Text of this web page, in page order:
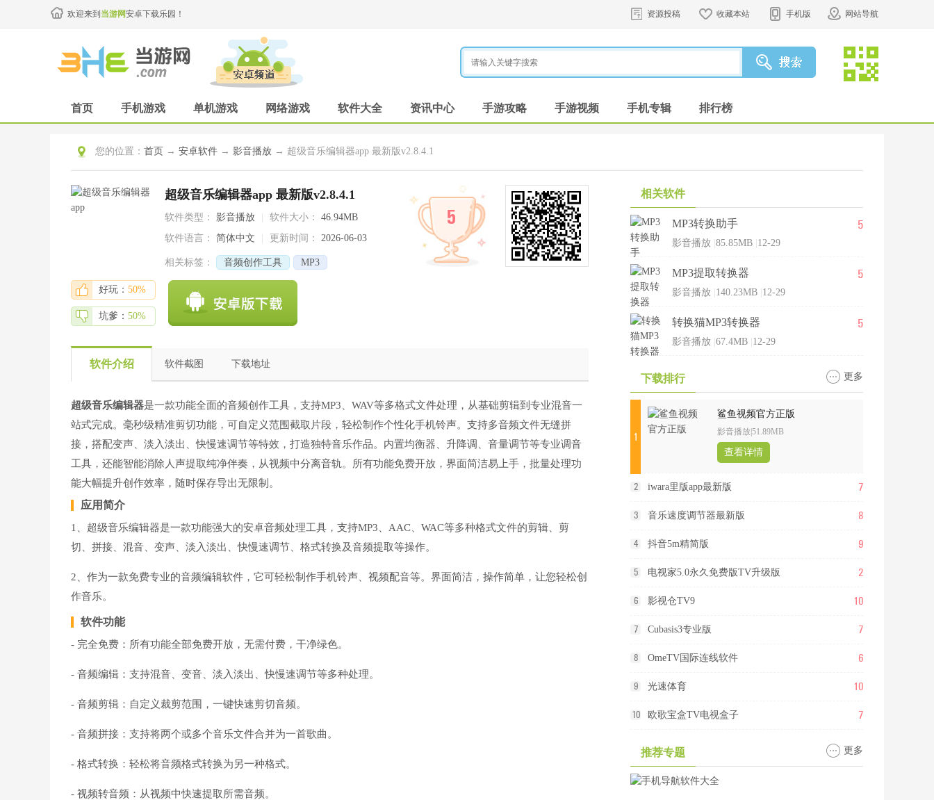
欢迎来到 当游网安卓下载乐园！ 资源投稿 收藏本站 手机版 网站导航
首页 手机游戏 单机游戏 网络游戏 软件大全 资讯中心 手游攻略 手游视频 手机专辑 排行榜
您的位置： 首页 → 安卓软件 → 影音播放 → 超级音乐编辑器app 最新版v2.8.4.1
超级音乐编辑器app 最新版v2.8.4.1
软件类型： 影音播放 软件大小：
46.94MB
软件语言：
简体中文 更新时间： 2026-06-03
相关标签： 音频创作工具 MP3
5
好玩： 50%
坑爹： 50%
软件介绍 软件截图 下载地址
超级音乐编辑器是一款功能全面的音频创作工具，支持MP3、WAV等多格式文件处理，从基础剪辑到专业混音一
站式完成。毫秒级精准剪切功能，可自定义范围截取片段，轻松制作个性化手机铃声。支持多音频文件无缝拼
接，搭配变声、淡入淡出、快慢速调节等特效，打造独特音乐作品。内置均衡器、升降调、音量调节等专业调音
工具，还能智能消除人声提取纯净伴奏，从视频中分离音轨。所有功能免费开放，界面简洁易上手，批量处理功
能大幅提升创作效率，随时保存导出无限制。
应用简介
1、超级音乐编辑器是一款功能强大的安卓音频处理工具，支持MP3、AAC、WAC等多种格式文件的剪辑、剪
切、拼接、混音、变声、淡入淡出、快慢速调节、格式转换及音频提取等操作。
2、作为一款免费专业的音频编辑软件，它可轻松制作手机铃声、视频配音等。界面简洁，操作简单，让您轻松创
作音乐。
软件功能
- 完全免费：所有功能全部免费开放，无需付费，干净绿色。
- 音频编辑：支持混音、变音、淡入淡出、快慢速调节等多种处理。
- 音频剪辑：自定义裁剪范围，一键快速剪切音频。
- 音频拼接：支持将两个或多个音乐文件合并为一首歌曲。
- 格式转换：轻松将音频格式转换为另一种格式。
- 视频转音频：从视频中快速提取所需音频。
相关软件
MP3转换助手
影音播放 85.85MB 12-29
5
MP3提取转换器
影音播放 140.23MB 12-29
5
转换猫MP3转换器
影音播放 67.4MB 12-29
5
下载排行 更多
1
鲨鱼视频官方正版
影音播放51.89MB
查看详情
2 iwara里版app最新版 7
3 音乐速度调节器最新版 8
4 抖音5m精简版 9
5 电视家5.0永久免费版TV升级版 2
6 影视仓TV9 10
7 Cubasis3专业版 7
8 OmeTV国际连线软件 6
9 光速体育 10
10 欧歌宝盒TV电视盒子 7
推荐专题 更多